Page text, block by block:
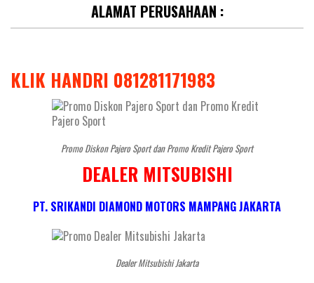
ALAMAT PERUSAHAAN :
KLIK HANDRI 081281171983
Promo Diskon Pajero Sport dan Promo Kredit Pajero Sport
DEALER MITSUBISHI
PT. SRIKANDI DIAMOND MOTORS MAMPANG JAKARTA
Dealer Mitsubishi Jakarta